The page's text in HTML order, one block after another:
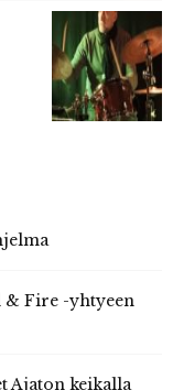
& Fire -yhtyeen
Ajaton keikalla